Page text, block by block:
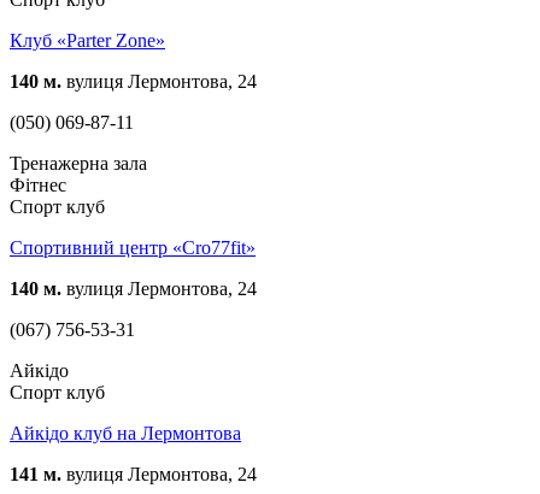
Клуб «Parter Zone»
140 м. вулиця Лермонтова, 24
(050) 069-87-11
Тренажерна зала
Фітнес
Спорт клуб
Спортивний центр «Cro77fit»
140 м. вулиця Лермонтова, 24
(067) 756-53-31
Айкідо
Спорт клуб
Айкідо клуб на Лермонтова
141 м. вулиця Лермонтова, 24